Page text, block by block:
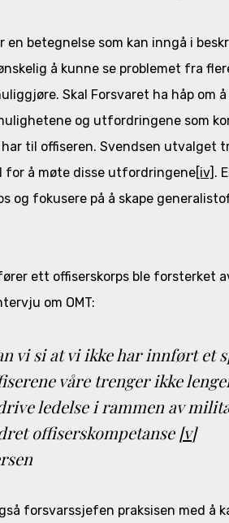
en betegnelse som kan inngå i
å kunne se problemet fra
Skal Forsvaret ha håp om
og utfordringene som
til offiseren. Svendsen utvalget
for å møte disse utfordringene [iv] .
og fokusere på å skape
ett offiserskorps ble forsterket
om OMT:
vi si at vi ikke har innført et
våre trenger ikke
ledelse i rammen av
offiserskompetanse [v]
forsvarssjefen praksisen med å